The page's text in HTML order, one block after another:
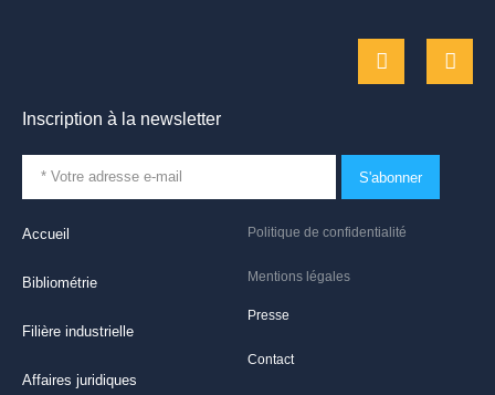
Politique de confidentialité
Mentions légales
Presse
Contact
Accueil
Bibliométrie
Filière industrielle
Affaires juridiques
Inscription à la newsletter
S'abonner